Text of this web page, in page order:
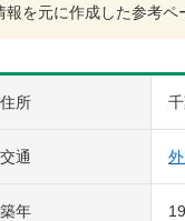
を元に作成した参考ペ
住所
交通
築年